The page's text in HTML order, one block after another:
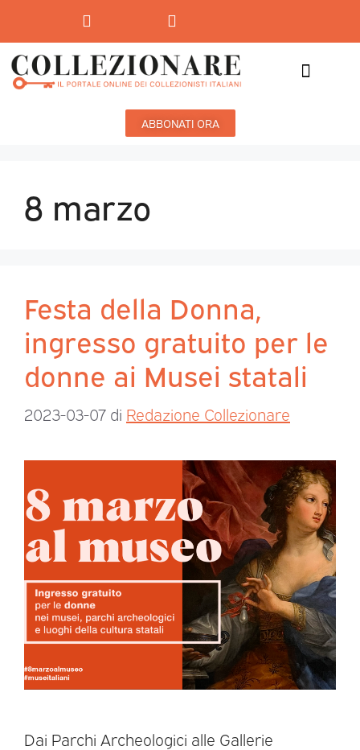
ABBONATI ORA
8 marzo
Festa della Donna,
ingresso gratuito per le
donne ai Musei statali
2023-03-07 di Redazione Collezionare
Dai Parchi Archeologici alle Gallerie